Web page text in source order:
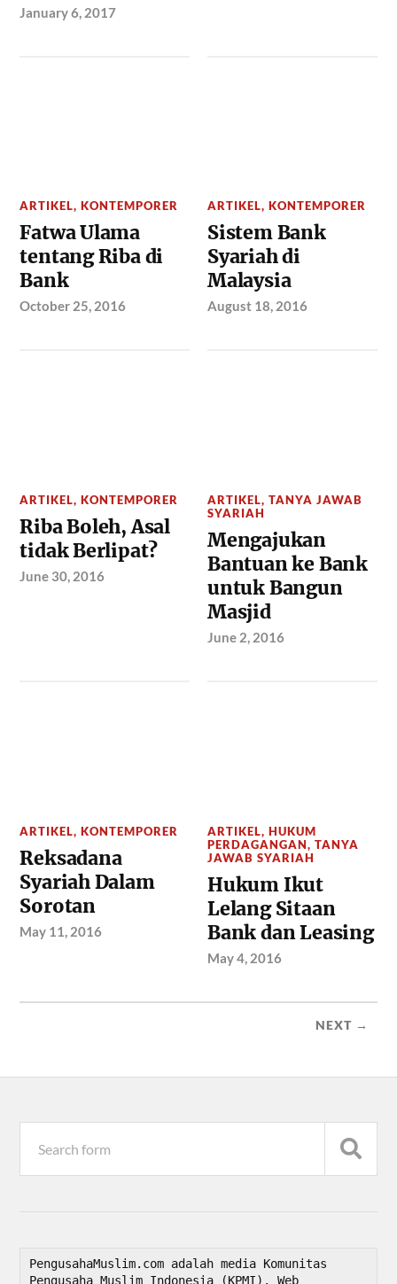
January 6, 2017
ARTIKEL,KONTEMPORER
Fatwa Ulama
tentang Riba di
Bank
October 25, 2016
ARTIKEL,KONTEMPORER
Sistem Bank
Syariah di
Malaysia
August 18, 2016
ARTIKEL,KONTEMPORER
Riba Boleh, Asal
tidak Berlipat?
June 30, 2016
ARTIKEL,TANYA JAWAB
SYARIAH
Mengajukan
Bantuan ke Bank
untuk Bangun
Masjid
June 2, 2016
ARTIKEL,KONTEMPORER
Reksadana
Syariah Dalam
Sorotan
May 11, 2016
ARTIKEL,HUKUM
PERDAGANGAN,TANYA
JAWAB SYARIAH
Hukum Ikut
Lelang Sitaan
Bank dan Leasing
May 4, 2016
NEXT →
PengusahaMuslim.com adalah media Komunitas
Pengusaha Muslim Indonesia (KPMI). Web